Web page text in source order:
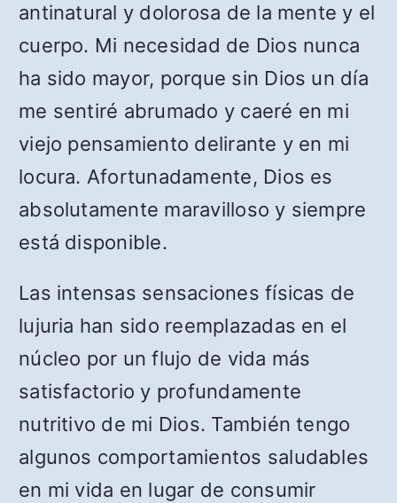
antinatural y dolorosa de la mente y el
cuerpo. Mi necesidad de Dios nunca
ha sido mayor, porque sin Dios un día
me sentiré abrumado y caeré en mi
viejo pensamiento delirante y en mi
locura. Afortunadamente, Dios es
absolutamente maravilloso y siempre
está disponible.
Las intensas sensaciones físicas de
lujuria han sido reemplazadas en el
núcleo por un flujo de vida más
satisfactorio y profundamente
nutritivo de mi Dios. También tengo
algunos comportamientos saludables
en mi vida en lugar de consumir